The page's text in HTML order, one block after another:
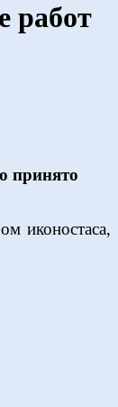
работ
принято
иконостаса,